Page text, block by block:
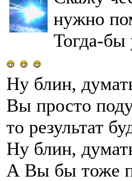
нужно
Тогда-бы
Ну блин,
Вы просто
то результат
Ну блин,
А Вы бы тоже